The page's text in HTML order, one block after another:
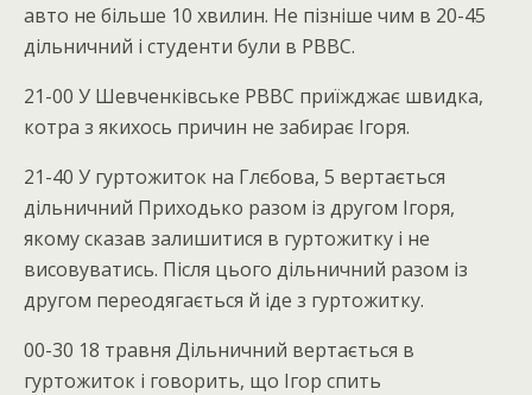
авто не більше 10 хвилин. Не пізніше чим в 20-45
дільничний і студенти були в РВВС.
21-00 У Шевченківське РВВС приїжджає швидка,
котра з якихось причин не забирає Ігоря.
21-40 У гуртожиток на Глєбова, 5 вертається
дільничний Приходько разом із другом Ігоря,
якому сказав залишитися в гуртожитку і не
висовуватись. Після цього дільничний разом із
другом переодягається й іде з гуртожитку.
00-30 18 травня Дільничний вертається в
гуртожиток і говорить, що Ігор спить